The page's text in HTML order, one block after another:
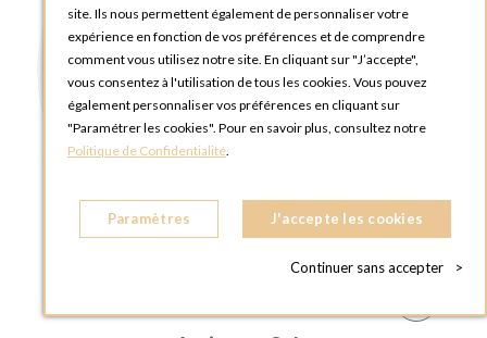
site. Ils nous permettent également de personnaliser votre
expérience en fonction de vos préférences et de comprendre
comment vous utilisez notre site. En cliquant sur "J’accepte",
vous consentez à l'utilisation de tous les cookies. Vous pouvez
également personnaliser vos préférences en cliquant sur
"Paramétrer les cookies". Pour en savoir plus, consultez notre
Politique de Confidentialité.
Paramètres J'accepte les cookies
Continuer sans accepter >